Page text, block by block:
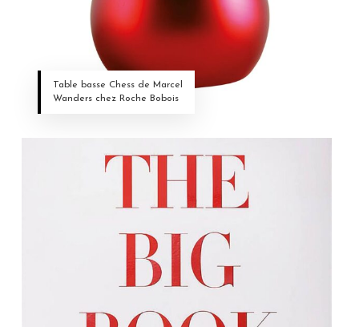
Table basse Chess de Marcel
Wanders chez Roche Bobois